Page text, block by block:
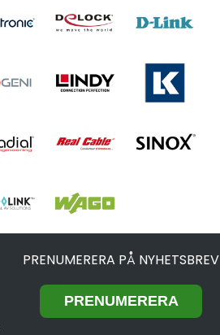
PRENUMERERA PÅ NYHETSBREV